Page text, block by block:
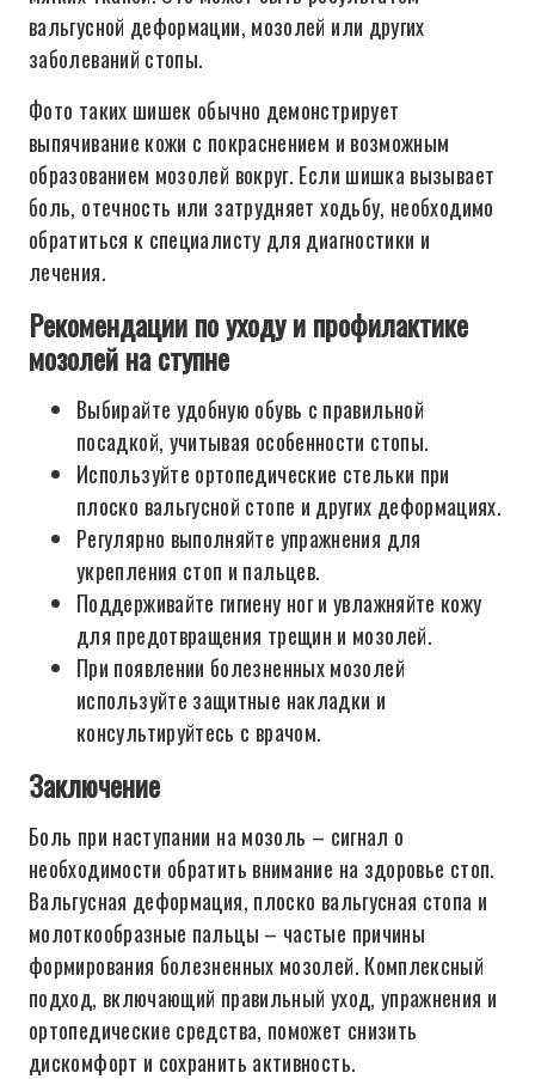
вальгусной деформации, мозолей или других
заболеваний стопы.
Фото таких шишек обычно демонстрирует
выпячивание кожи с покраснением и возможным
образованием мозолей вокруг. Если шишка вызывает
боль, отечность или затрудняет ходьбу, необходимо
обратиться к специалисту для диагностики и
лечения.
Рекомендации по уходу и профилактике
мозолей на ступне
Выбирайте удобную обувь с правильной
посадкой, учитывая особенности стопы.
Используйте ортопедические стельки при
плоско вальгусной стопе и других деформациях.
Регулярно выполняйте упражнения для
укрепления стоп и пальцев.
Поддерживайте гигиену ног и увлажняйте кожу
для предотвращения трещин и мозолей.
При появлении болезненных мозолей
используйте защитные накладки и
консультируйтесь с врачом.
Заключение
Боль при наступании на мозоль – сигнал о
необходимости обратить внимание на здоровье стоп.
Вальгусная деформация, плоско вальгусная стопа и
молоткообразные пальцы – частые причины
формирования болезненных мозолей. Комплексный
подход, включающий правильный уход, упражнения и
ортопедические средства, поможет снизить
дискомфорт и сохранить активность.